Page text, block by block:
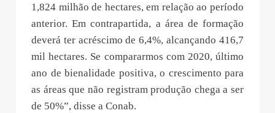
1,824 milhão de hectares, em relação ao período
anterior. Em contrapartida, a área de formação
deverá ter acréscimo de 6,4%, alcançando 416,7
mil hectares. Se compararmos com 2020, último
ano de bienalidade positiva, o crescimento para
as áreas que não registram produção chega a ser
de 50%”, disse a Conab.